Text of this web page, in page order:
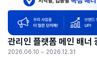
관리인 플랫폼 메인 배너
2026.06.10 ~ 2026.12.31